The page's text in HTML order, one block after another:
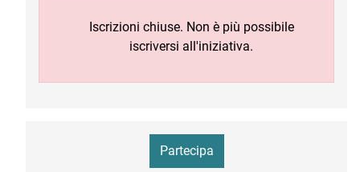
Iscrizioni chiuse. Non è più possibile
iscriversi all'iniziativa.
Partecipa